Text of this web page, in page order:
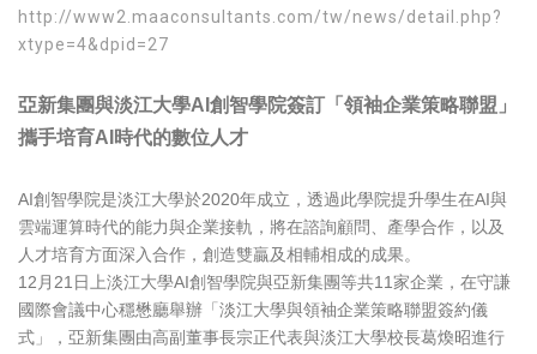
http://www2.maaconsultants.com/tw/news/detail.php?
xtype=4&dpid=27
亞新集團與淡江大學AI創智學院簽訂「領袖企業策略聯盟」
攜手培育AI時代的數位人才
AI創智學院是淡江大學於2020年成立，透過此學院提升學生在AI與
雲端運算時代的能力與企業接軌，將在諮詢顧問、產學合作，以及
人才培育方面深入合作，創造雙贏及相輔相成的成果。
12月21日上淡江大學AI創智學院與亞新集團等共11家企業，在守謙
國際會議中心穩懋廳舉辦「淡江大學與領袖企業策略聯盟簽約儀
式」，亞新集團由高副董事長宗正代表與淡江大學校長葛煥昭進行